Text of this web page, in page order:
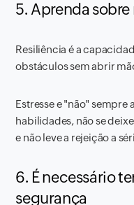
5. Aprenda
Resiliência é a
obstáculos sem abrir
Estresse e "não" sempre
habilidades, não se
e não leve a rejeição a
6. É necessário
segurança